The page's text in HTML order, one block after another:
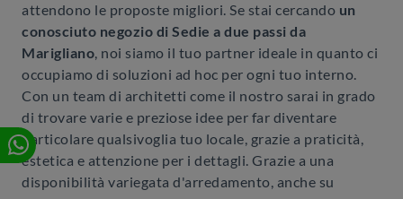
attendono le proposte migliori. Se stai cercando un
conosciuto negozio di Sedie a due passi da
Marigliano, noi siamo il tuo partner ideale in quanto ci
occupiamo di soluzioni ad hoc per ogni tuo interno.
Con un team di architetti come il nostro sarai in grado
di trovare varie e preziose idee per far diventare
particolare qualsivoglia tuo locale, grazie a praticità,
estetica e attenzione per i dettagli. Grazie a una
disponibilità variegata d'arredamento, anche su